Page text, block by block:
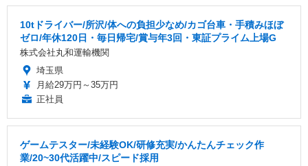
10tドライバー/所沢/体への負担少なめ/カゴ台車・手積みほぼ
ゼロ/年休120日・毎日帰宅/賞与年3回・東証プライム上場G
株式会社丸和運輸機関
埼玉県
月給29万円～35万円
正社員
ゲームテスター/未経験OK/研修充実/かんたんチェック作
業/20~30代活躍中/スピード採用